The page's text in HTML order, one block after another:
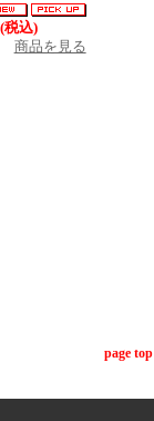
税込)
商品を見る
page top